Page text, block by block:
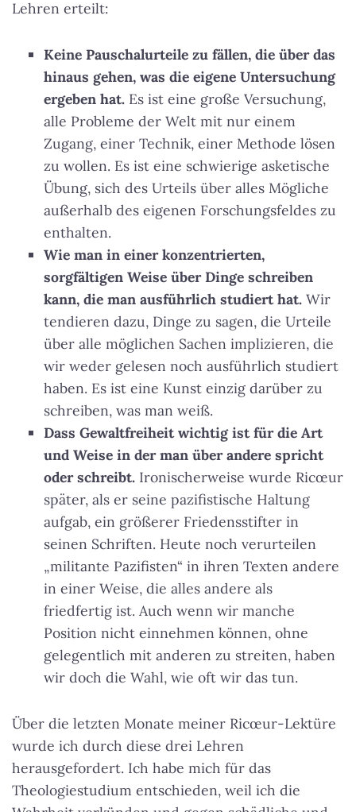
Lehren erteilt:
Keine Pauschalurteile zu fällen, die über das
hinaus gehen, was die eigene Untersuchung
ergeben hat. Es ist eine große Versuchung,
alle Probleme der Welt mit nur einem
Zugang, einer Technik, einer Methode lösen
zu wollen. Es ist eine schwierige asketische
Übung, sich des Urteils über alles Mögliche
außerhalb des eigenen Forschungsfeldes zu
enthalten.
Wie man in einer konzentrierten,
sorgfältigen Weise über Dinge schreiben
kann, die man ausführlich studiert hat. Wir
tendieren dazu, Dinge zu sagen, die Urteile
über alle möglichen Sachen implizieren, die
wir weder gelesen noch ausführlich studiert
haben. Es ist eine Kunst einzig darüber zu
schreiben, was man weiß.
Dass Gewaltfreiheit wichtig ist für die Art
und Weise in der man über andere spricht
oder schreibt. Ironischerweise wurde Ricœur
später, als er seine pazifistische Haltung
aufgab, ein größerer Friedensstifter in
seinen Schriften. Heute noch verurteilen
„militante Pazifisten“ in ihren Texten andere
in einer Weise, die alles andere als
friedfertig ist. Auch wenn wir manche
Position nicht einnehmen können, ohne
gelegentlich mit anderen zu streiten, haben
wir doch die Wahl, wie oft wir das tun.
Über die letzten Monate meiner Ricœur-Lektüre
wurde ich durch diese drei Lehren
herausgefordert. Ich habe mich für das
Theologiestudium entschieden, weil ich die